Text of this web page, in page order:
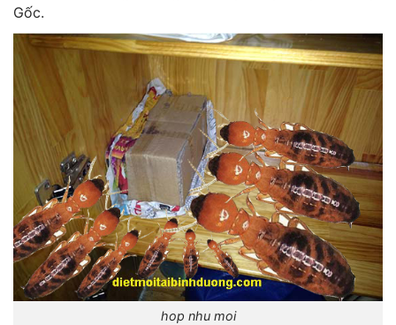
Gốc.
hop nhu moi